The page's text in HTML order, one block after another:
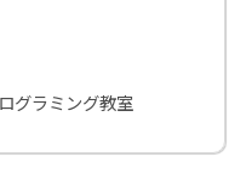
グラミング教室